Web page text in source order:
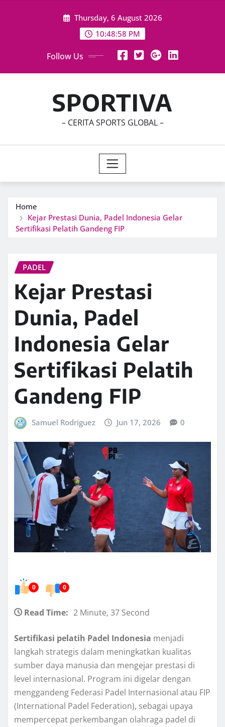
Thursday, 6 August 2026
10:49:00 PM
Follow Us
SPORTIVA
– CERITA SPORTS GLOBAL –
Home
Kejar Prestasi Dunia, Padel Indonesia Gelar
Sertifikasi Pelatih Gandeng FIP
PADEL
Kejar Prestasi
Dunia, Padel
Indonesia Gelar
Sertifikasi Pelatih
Gandeng FIP
Samuel Rodriguez Jun 17, 2026 0
0 0
Read Time: 2 Minute, 37 Second
Sertifikasi pelatih Padel Indonesia menjadi
langkah strategis dalam meningkatkan kualitas
sumber daya manusia dan mengejar prestasi di
level internasional. Program ini digelar dengan
menggandeng Federasi Padel Internasional atau FIP
(International Padel Federation), sebagai upaya
mempercepat perkembangan olahraga padel di